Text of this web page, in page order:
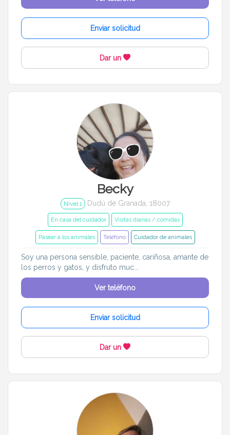
Cerrar Filtrar
Enviar solicitud
Dar un
Becky
Nivel 1 Dudú de Granada, 18007
En casa del cuidador Visitas diarias / comidas
Pasear a los animales Teléfono Cuidador de animales
Soy una persona sensible, paciente, cariñosa, amante de
los perros y gatos, y disfruto muc...
Ver teléfono
Enviar solicitud
Dar un